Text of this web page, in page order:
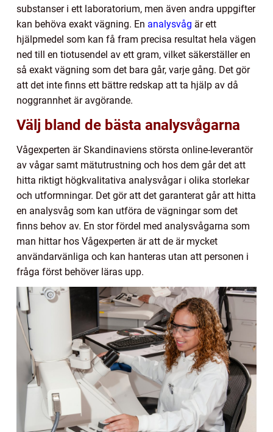
substanser i ett laboratorium, men även andra uppgifter
kan behöva exakt vägning. En analysvåg är ett
hjälpmedel som kan få fram precisa resultat hela vägen
ned till en tiotusendel av ett gram, vilket säkerställer en
så exakt vägning som det bara går, varje gång. Det gör
att det inte finns ett bättre redskap att ta hjälp av då
noggrannhet är avgörande.
Välj bland de bästa analysvågarna
Vågexperten är Skandinaviens största online-leverantör
av vågar samt mätutrustning och hos dem går det att
hitta riktigt högkvalitativa analysvågar i olika storlekar
och utformningar. Det gör att det garanterat går att hitta
en analysvåg som kan utföra de vägningar som det
finns behov av. En stor fördel med analysvågarna som
man hittar hos Vågexperten är att de är mycket
användarvänliga och kan hanteras utan att personen i
fråga först behöver läras upp.